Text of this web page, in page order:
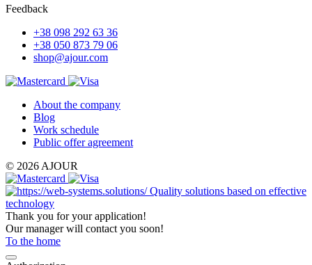
Feedback
+38 098 292 63 36
+38 050 873 79 06
shop@ajour.com
About the company
Blog
Work schedule
Public offer agreement
© 2026 AJOUR
Quality solutions based on effective
technology
Thank you for your application!
Our manager will contact you soon!
To the home